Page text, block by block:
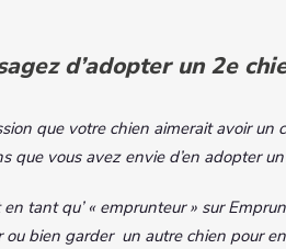
d’adopter un 2e
que votre chien aimerait avoir un
que vous avez envie d’en adopter
tant qu’ « emprunteur » sur
ou bien garder un autre chien pour